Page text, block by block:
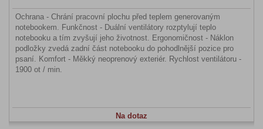
Ochrana - Chrání pracovní plochu před teplem generovaným
notebookem. Funkčnost - Duální ventilátory rozptylují teplo
notebooku a tím zvyšují jeho životnost. Ergonomičnost - Náklon
podložky zvedá zadní část notebooku do pohodlnější pozice pro
psaní. Komfort - Měkký neoprenový exteriér. Rychlost ventilátoru -
1900 ot / min.
Na dotaz